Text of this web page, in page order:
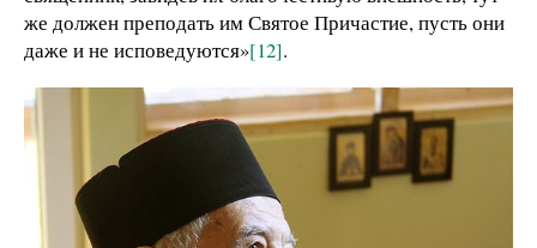
же должен преподать им Святое Причастие, пусть они
даже и не исповедуются»[12].